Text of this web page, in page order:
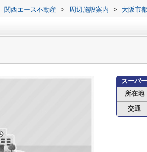
関西エース不動産 > 周辺施設案内 > 大阪市
スーパ
所在地
交通